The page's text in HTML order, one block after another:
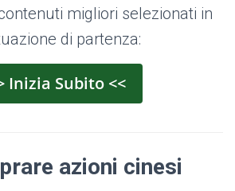
migliori selezionati in
di partenza:
Inizia Subito <<
azioni cinesi